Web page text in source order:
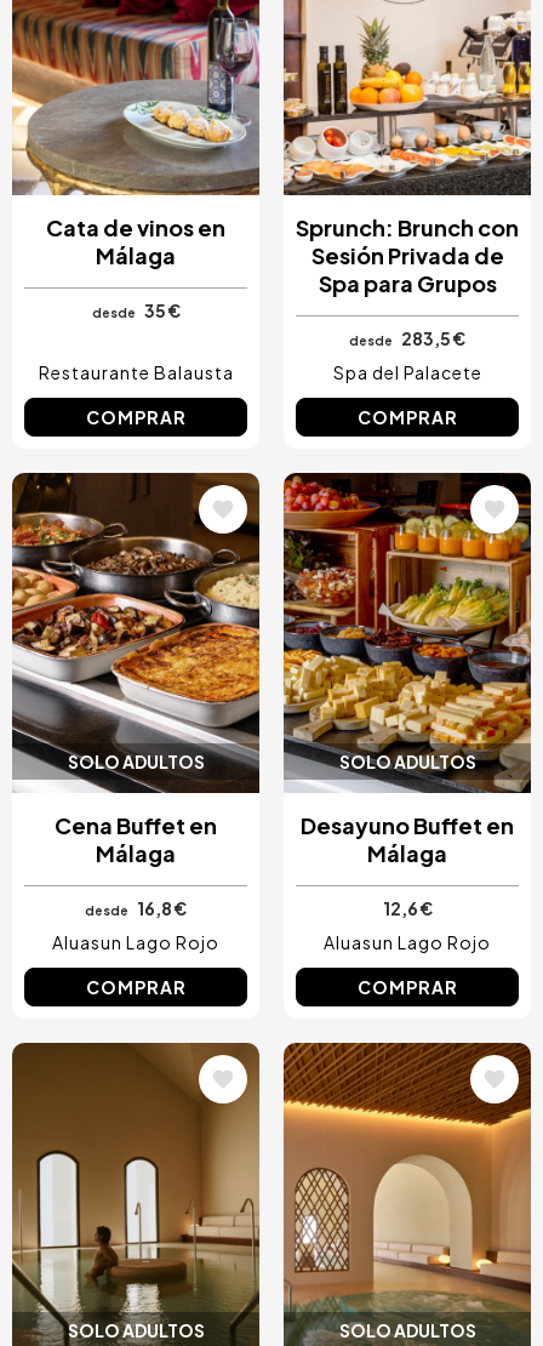
Cata de vinos en
Málaga
desde 35 €
Restaurante Balausta
COMPRAR
Sprunch: Brunch con
Sesión Privada de
Spa para Grupos
desde
283,5 €
Spa del Palacete
COMPRAR
SOLO ADULTOS
Image
Cena Buffet en
Málaga
desde
16,8 €
Aluasun Lago Rojo
COMPRAR
SOLO ADULTOS
Image
Desayuno Buffet en
Málaga
12,6 €
Aluasun Lago Rojo
COMPRAR
SOLO ADULTOS SOLO ADULTOS
Image